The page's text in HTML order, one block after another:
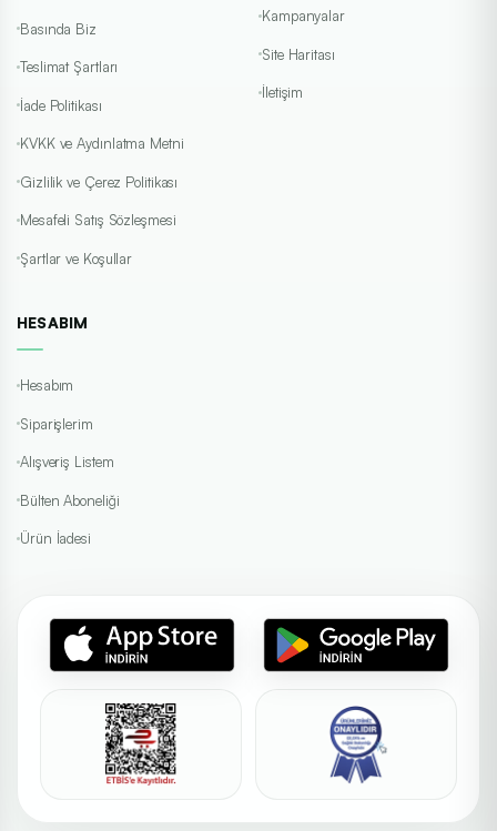
Basında Biz
Teslimat Şartları
İade Politikası
KVKK ve Aydınlatma Metni
Gizlilik ve Çerez Politikası
Mesafeli Satış Sözleşmesi
Şartlar ve Koşullar
Kampanyalar
Site Haritası
İletişim
HESABIM
Hesabım
Siparişlerim
Alışveriş Listem
Bülten Aboneliği
Ürün İadesi